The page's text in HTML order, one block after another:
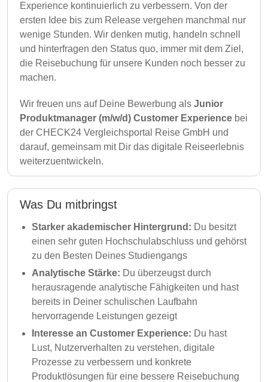
Experience kontinuierlich zu verbessern. Von der
ersten Idee bis zum Release vergehen manchmal nur
wenige Stunden. Wir denken mutig, handeln schnell
und hinterfragen den Status quo, immer mit dem Ziel,
die Reisebuchung für unsere Kunden noch besser zu
machen.
Wir freuen uns auf Deine Bewerbung als Junior
Produktmanager (m/w/d) Customer Experience bei
der CHECK24 Vergleichsportal Reise GmbH und
darauf, gemeinsam mit Dir das digitale Reiseerlebnis
weiterzuentwickeln.
Was Du mitbringst
Starker akademischer Hintergrund: Du besitzt
einen sehr guten Hochschulabschluss und gehörst
zu den Besten Deines Studiengangs
Analytische Stärke: Du überzeugst durch
herausragende analytische Fähigkeiten und hast
bereits in Deiner schulischen Laufbahn
hervorragende Leistungen gezeigt
Interesse an Customer Experience: Du hast
Lust, Nutzerverhalten zu verstehen, digitale
Prozesse zu verbessern und konkrete
Produktlösungen für eine bessere Reisebuchung